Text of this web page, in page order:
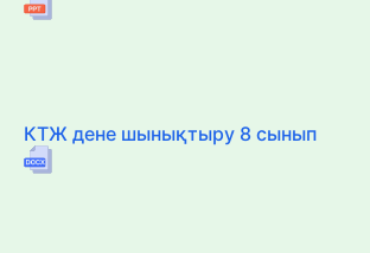
КТЖ дене шынықтыру 8 сынып